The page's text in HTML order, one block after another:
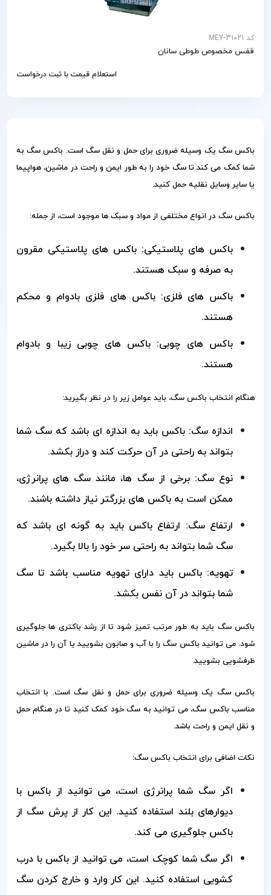
کد MEY-31021
قفس مخصوص طوطی سانان
استعلام قیمت با ثبت درخواست
باکس سگ یک وسیله ضروری برای حمل و نقل سگ است. باکس سگ به
شما کمک می کند تا سگ خود را به طور ایمن و راحت در ماشین، هواپیما
یا سایر وسایل نقلیه حمل کنید.
باکس سگ در انواع مختلفی از مواد و سبک ها موجود است، از جمله:
باکس های پلاستیکی: باکس های پلاستیکی مقرون
به صرفه و سبک هستند.
باکس های فلزی: باکس های فلزی بادوام و محکم
هستند.
باکس های چوبی: باکس های چوبی زیبا و بادوام
هستند.
هنگام انتخاب باکس سگ، باید عوامل زیر را در نظر بگیرید:
اندازه سگ: باکس باید به اندازه ای باشد که سگ شما
بتواند به راحتی در آن حرکت کند و دراز بکشد.
نوع سگ: برخی از سگ ها، مانند سگ های پرانرژی،
ممکن است به باکس های بزرگتر نیاز داشته باشند.
ارتفاع سگ: ارتفاع باکس باید به گونه ای باشد که
سگ شما بتواند به راحتی سر خود را بالا بگیرد.
تهویه: باکس باید دارای تهویه مناسب باشد تا سگ
شما بتواند در آن نفس بکشد.
باکس سگ باید به طور مرتب تمیز شود تا از رشد باکتری ها جلوگیری
شود. می توانید باکس سگ را با آب و صابون بشویید یا آن را در ماشین
ظرفشویی بشویید.
باکس سگ یک وسیله ضروری برای حمل و نقل سگ است. با انتخاب
مناسب باکس سگ، می توانید به سگ خود کمک کنید تا در هنگام حمل
و نقل ایمن و راحت باشد.
نکات اضافی برای انتخاب باکس سگ:
اگر سگ شما پرانرژی است، می توانید از باکس با
دیوارهای بلند استفاده کنید. این کار از پرش سگ از
باکس جلوگیری می کند.
اگر سگ شما کوچک است، می توانید از باکس با درب
کشویی استفاده کنید. این کار وارد و خارج کردن سگ